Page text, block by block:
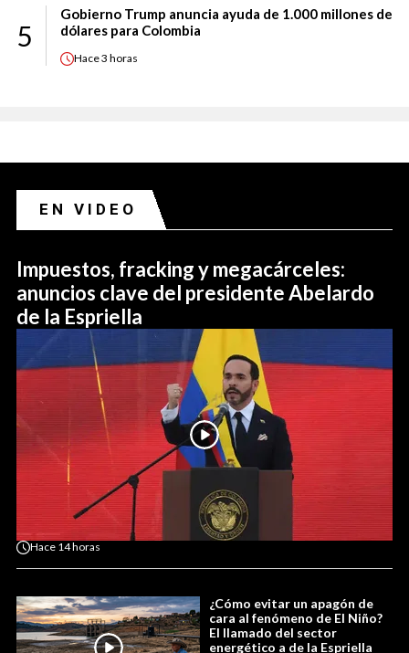
5
Gobierno Trump anuncia ayuda de 1.000 millones de
dólares para Colombia
Hace3 horas
EN VIDEO
Impuestos, fracking y megacárceles:
anuncios clave del presidente Abelardo
de la Espriella
Hace 14 horas
¿Cómo evitar un apagón de
cara al fenómeno de El Niño?
El llamado del sector
energético a de la Espriella